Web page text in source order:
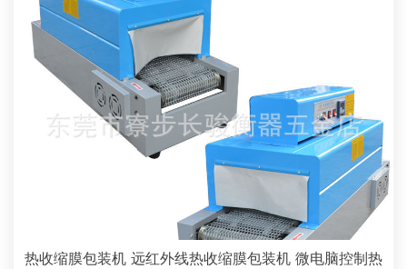
热收缩膜包装机 远红外线热收缩膜包装机 微电脑控制热